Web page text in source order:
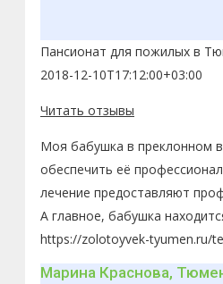
Пансионат для пожилых в
2018-12-10T17:12:00+03:00
Читать отзывы
Моя бабушка в преклонном
обеспечить её
лечение предоставляют
А главное, бабушка
https://zolotoyvek-tyumen.ru/
Марина Краснова,